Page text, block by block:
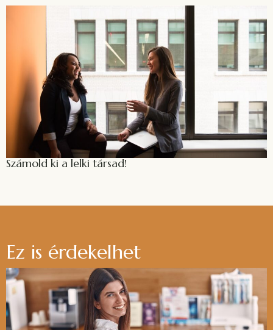
Számold ki a lelki társad!
Ez is érdekelhet